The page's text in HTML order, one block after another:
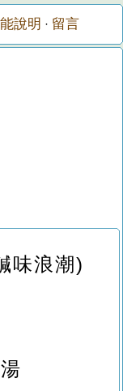
說明 · 留言
味浪潮)